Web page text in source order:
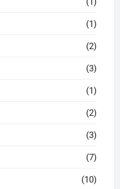
(1)
(2)
(3)
(1)
(2)
(3)
(7)
(10)